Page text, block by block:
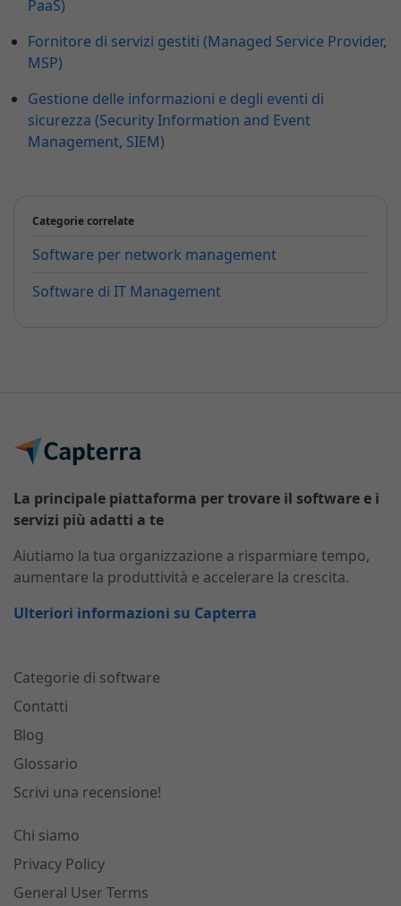
PaaS)
Fornitore di servizi gestiti (Managed Service Provider,
MSP)
Gestione delle informazioni e degli eventi di
sicurezza (Security Information and Event
Management, SIEM)
Categorie correlate
Software per network management
Software di IT Management
La principale piattaforma per trovare il software e i
servizi più adatti a te
Aiutiamo la tua organizzazione a risparmiare tempo,
aumentare la produttività e accelerare la crescita.
Ulteriori informazioni su Capterra
Categorie di software
Contatti
Blog
Glossario
Scrivi una recensione!
Chi siamo
Privacy Policy
General User Terms